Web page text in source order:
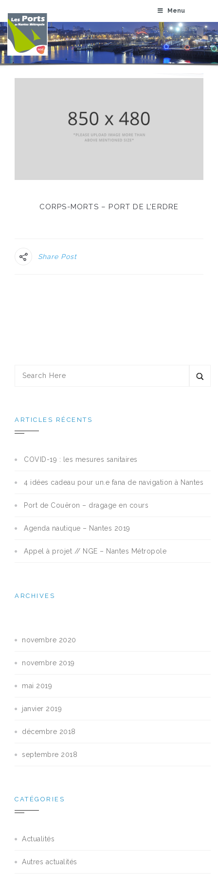
Menu
CORPS-MORTS – PORT DE L’ERDRE
Share Post
ARTICLES RÉCENTS
COVID-19 : les mesures sanitaires
4 idées cadeau pour un.e fana de navigation à Nantes
Port de Couëron – dragage en cours
Agenda nautique – Nantes 2019
Appel à projet // NGE – Nantes Métropole
ARCHIVES
novembre 2020
novembre 2019
mai 2019
janvier 2019
décembre 2018
septembre 2018
CATÉGORIES
Actualités
Autres actualités